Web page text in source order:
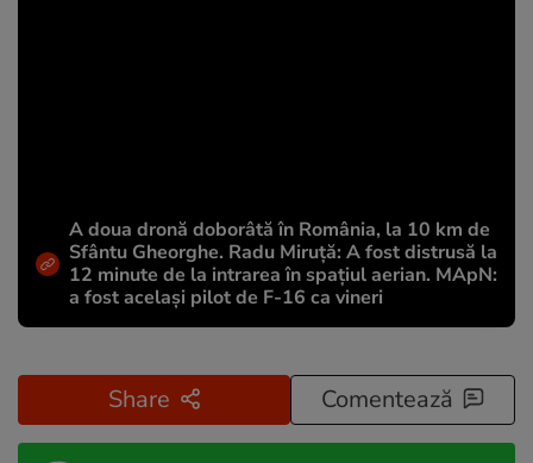
A doua dronă doborâtă în România, la 10 km de
Sfântu Gheorghe. Radu Miruță: A fost distrusă la
12 minute de la intrarea în spațiul aerian. MApN:
a fost același pilot de F-16 ca vineri
Share Comentează